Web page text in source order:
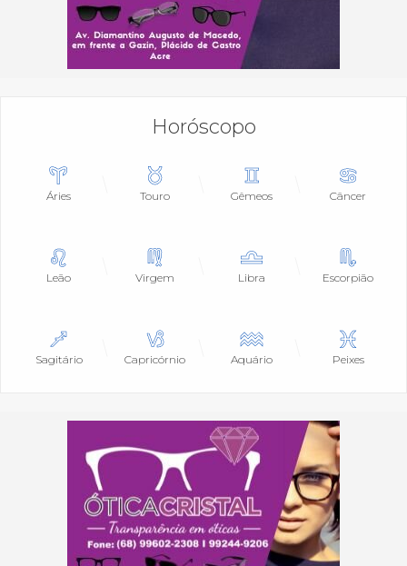
Horóscopo
Áries Touro Gêmeos Câncer
Leão Virgem Libra Escorpião
Sagitário Capricórnio Aquário Peixes